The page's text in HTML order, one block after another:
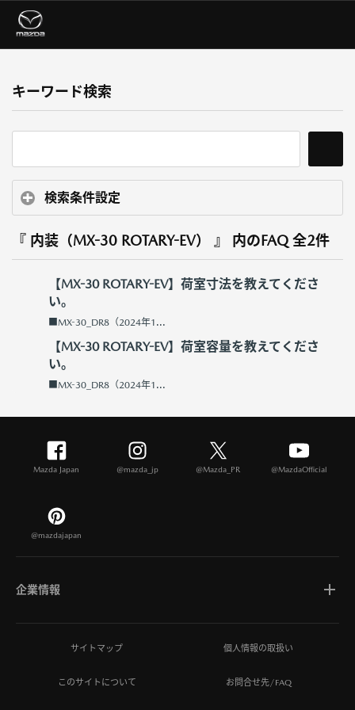
キーワード検索
検索条件設定
『 内装（MX-30 ROTARY-EV） 』 内のFAQ 全2件
【MX-30 ROTARY-EV】荷室寸法を教えてくださ
い。
■MX-30_DR8（2024年1...
【MX-30 ROTARY-EV】荷室容量を教えてくださ
い。
■MX-30_DR8（2024年1...
Mazda Japan @mazda_jp @Mazda_PR @MazdaOfficial
@mazdajapan
企業情報
マツダについて
ひとを想う価値創造
サイトマップ 個人情報の取扱い
このサイトについて お問合せ先/FAQ